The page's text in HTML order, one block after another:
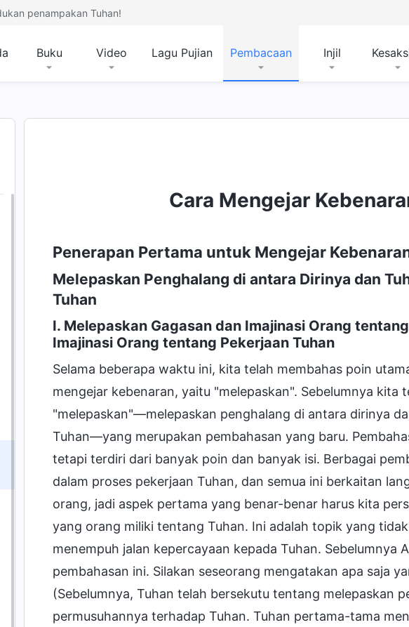
penampakan Tuhan!
Buku Video Lagu Pujian Pembacaan Injil
Cara Mengejar
Penerapan Pertama untuk Mengejar
Melepaskan Penghalang di antara Dirinya dan
Tuhan
I. Melepaskan Gagasan dan Imajinasi Orang
Imajinasi Orang tentang Pekerjaan Tuhan
Selama beberapa waktu ini, kita telah membahas poin
mengejar kebenaran, yaitu "melepaskan". Sebelumnya
"melepaskan"—melepaskan penghalang di antara dirinya
Tuhan—yang merupakan pembahasan yang baru.
tetapi terdiri dari banyak poin dan banyak isi. Berbagai
dalam proses pekerjaan Tuhan, dan semua ini berkaitan
orang, jadi aspek pertama yang benar-benar harus kita
yang orang miliki tentang Tuhan. Ini adalah topik yang
menempuh jalan kepercayaan kepada Tuhan. Sebelumnya
pembahasan ini. Silakan seseorang mengatakan apa saja
(Sebelumnya, Tuhan telah bersekutu tentang melepaskan
permusuhannya terhadap Tuhan. Tuhan pertama-tama